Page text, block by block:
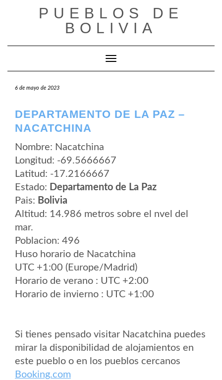
PUEBLOS DE
BOLIVIA
Cambiar modo de navegación
6 de mayo de 2023
DEPARTAMENTO DE LA PAZ –
NACATCHINA
Nombre: Nacatchina
Longitud: -69.5666667
Latitud: -17.2166667
Estado: Departamento de La Paz
Pais: Bolivia
Altitud: 14.986 metros sobre el nvel del
mar.
Poblacion: 496
Huso horario de Nacatchina
UTC +1:00 (Europe/Madrid)
Horario de verano : UTC +2:00
Horario de invierno : UTC +1:00
Si tienes pensado visitar Nacatchina puedes
mirar la disponibilidad de alojamientos en
este pueblo o en los pueblos cercanos
Booking.com